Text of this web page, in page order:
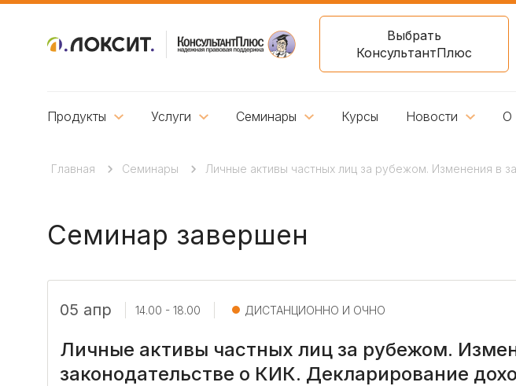
Выбрать
КонсультантПлюс
Продукты Услуги Семинары Курсы Новости О
Главная Семинары Личные активы частных лиц за рубежом. Изменения в
Семинар завершен
05 апр 14.00 - 18.00 ДИСТАНЦИОННО И ОЧНО
Личные активы частных лиц за рубежом.
законодательстве о КИК. Декларирование